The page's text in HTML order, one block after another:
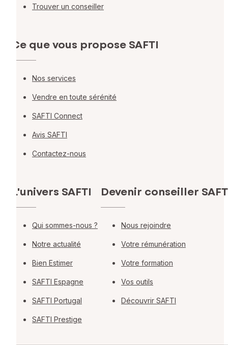
Trouver un conseiller
Ce que vous propose SAFTI
Nos services
Vendre en toute sérénité
SAFTI Connect
Avis SAFTI
Contactez-nous
L'univers SAFTI
Qui sommes-nous ?
Notre actualité
Bien Estimer
SAFTI Espagne
SAFTI Portugal
SAFTI Prestige
Devenir conseiller
Nous rejoindre
Votre rémunération
Votre formation
Vos outils
Découvrir SAFTI